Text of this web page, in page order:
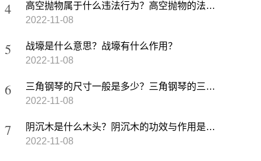
高空抛物属于什么违法行为？高空抛物的法律责任最新规定
2022-11-08
战壕是什么意思？战壕有什么作用？
2022-11-08
三角钢琴的尺寸一般是多少？三角钢琴的三个踏板分别有什么用？
2022-11-08
阴沉木是什么木头？阴沉木的功效与作用是什么？
2022-11-08